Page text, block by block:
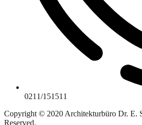
0211/151511
Copyright © 2020 Architekturbüro Dr. E.
Reserved.